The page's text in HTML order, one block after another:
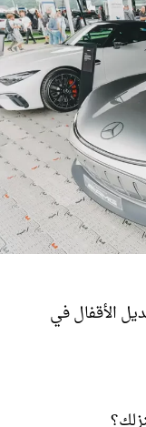
الأقفال في